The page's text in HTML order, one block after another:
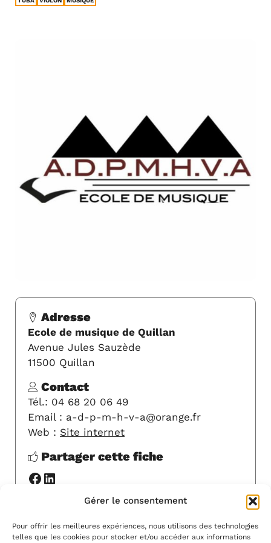
Gérer le consentement
Pour offrir les meilleures expériences, nous utilisons des technologies
telles que les cookies pour stocker et/ou accéder aux informations
Adresse
Ecole de musique de Quillan
Avenue Jules Sauzède
11500 Quillan
Contact
Tél.: 04 68 20 06 49
Email : a-d-p-m-h-v-a@orange.fr
Web : Site internet
Partager cette fiche
Facebook
LinkedIn